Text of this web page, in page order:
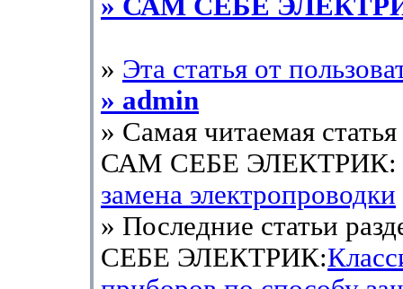
» САМ СЕБЕ
» Эта статья от
» admin
» Самая читаемая статья
САМ СЕБЕ ЭЛЕКТРИК:
замена электропроводки
» Последние статьи
СЕБЕ ЭЛЕКТРИК: